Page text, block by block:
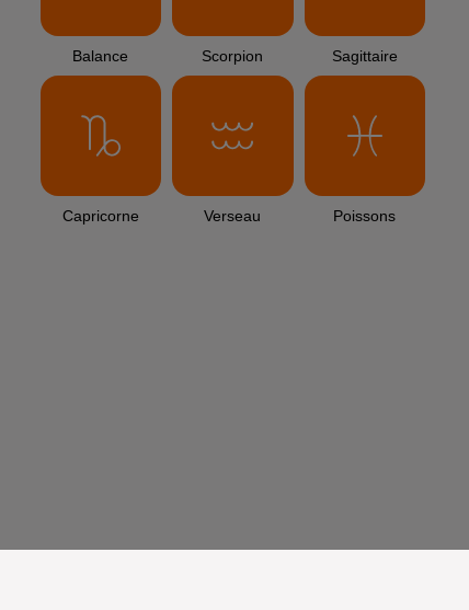
Balance Scorpion Sagittaire
Capricorne Verseau Poissons